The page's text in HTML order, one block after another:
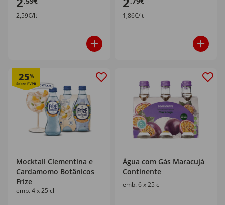
2,59€/lt 1,86€/lt
25%
Mocktail Clementina e
Cardamomo Botânicos
Frize
emb. 4 x 25 cl
Água com Gás Maracujá
Continente
emb. 6 x 25 cl